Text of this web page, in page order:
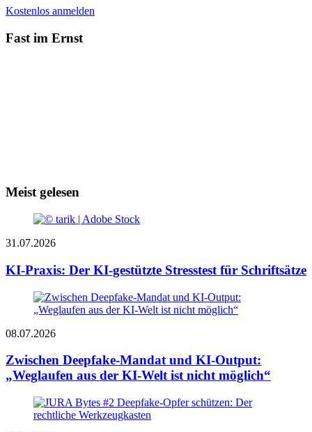
Kostenlos anmelden
Fast im Ernst
Meist gelesen
31.07.2026
KI-Praxis: Der KI-gestützte Stresstest für Schriftsätze
08.07.2026
Zwischen Deepfake-Mandat und KI-Output:
„Weglaufen aus der KI-Welt ist nicht möglich“